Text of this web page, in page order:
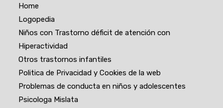
Home
Logopedia
Niños con Trastorno déficit de atención con
Hiperactividad
Otros trastornos infantiles
Politica de Privacidad y Cookies de la web
Problemas de conducta en niños y adolescentes
Psicologa Mislata